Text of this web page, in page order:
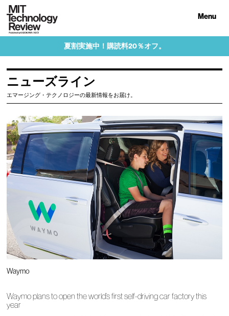
Menu
夏割実施中！購読料20％オフ。
ニューズライン
エマージング・テクノロジーの最新情報をお届け。
Waymo
Waymo plans to open the world’s first self-driving car factory this
year